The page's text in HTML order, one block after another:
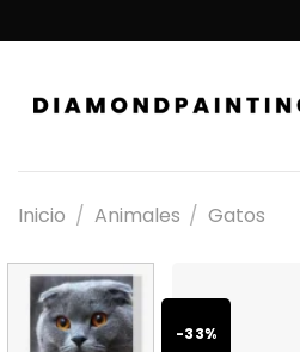
Inicio / Animales / Gatos
-33%